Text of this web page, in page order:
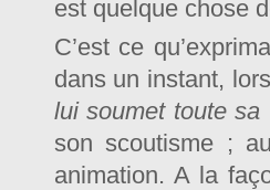
est quelque chose
C’est ce
dans un instant,
lui soumet toute sa
son scoutisme ;
animation. A la